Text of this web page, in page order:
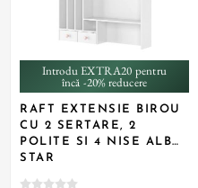
Introdu EXTRA20 pentru
încă -20% reducere
RAFT EXTENSIE BIROU
CU 2 SERTARE, 2
POLITE SI 4 NISE ALB
STAR